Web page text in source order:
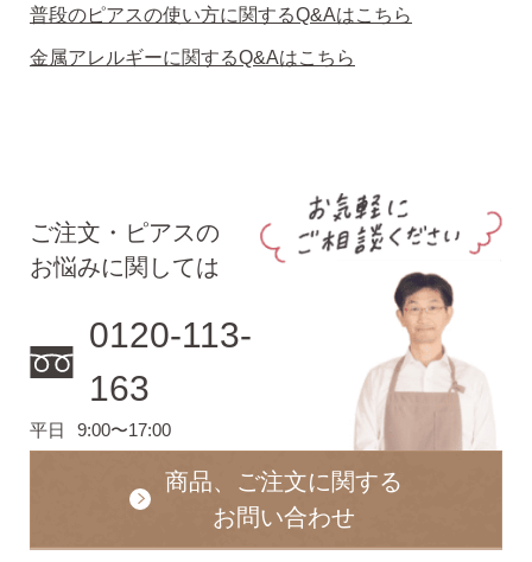
普段のピアスの使い方に関するQ&Aはこちら
金属アレルギーに関するQ&Aはこちら
ご注文・ピアスの
お悩みに関しては
0120-113-
163
平日 9:00〜17:00
商品、ご注文に関する
お問い合わせ